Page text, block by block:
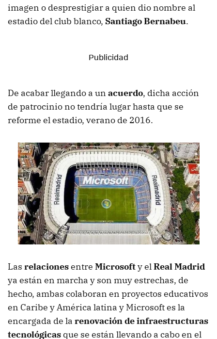
imagen o desprestigiar a quien dio nombre al
estadio del club blanco, Santiago Bernabeu.
De acabar llegando a un acuerdo, dicha acción
de patrocinio no tendría lugar hasta que se
reforme el estadio, verano de 2016.
Las relacionesentre Microsofty elReal Madrid
ya están en marcha y son muy estrechas, de
hecho, ambas colaboran en proyectos educativos
en Caribe y América latina y Microsoft es la
encargada de la renovación de infraestructuras
tecnológicas que se están llevando a cabo en el